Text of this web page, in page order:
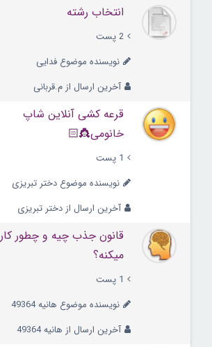
انتخاب رشته
2 پست
نویسنده موضوع فدایی
آخرین ارسال از م.قربانی
قرعه کشی آنلاین شاپ
خانومی👸🏻
1 پست
نویسنده موضوع دختر تبریزی
آخرین ارسال از دختر تبریزی
قانون جذب چیه و چطور کار
میکنه؟
1 پست
نویسنده موضوع هانیه 49364
آخرین ارسال از هانیه 49364